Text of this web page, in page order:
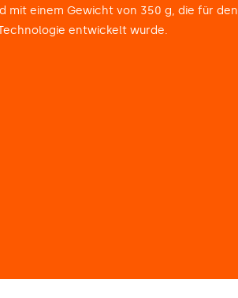
mit einem Gewicht von 350 g, die für den
entwickelt wurde.